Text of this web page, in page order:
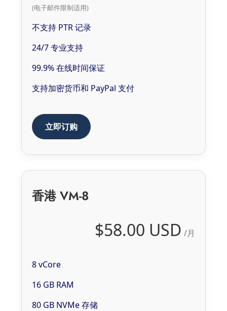
(电子邮件限制适用)
不支持 PTR 记录
24/7 专业支持
99.9% 在线时间保证
支持加密货币和 PayPal 支付
立即订购
香港 VM-8
$58.00 USD /月
8 vCore
16 GB RAM
80 GB NVMe 存储